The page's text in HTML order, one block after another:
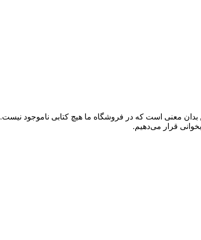
معنی است که در فروشگاه ما هیچ کتابی ناموجود
قرار می‌دهیم.